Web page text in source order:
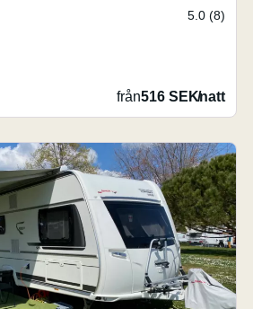
5.0 (8)
från516 SEK/natt